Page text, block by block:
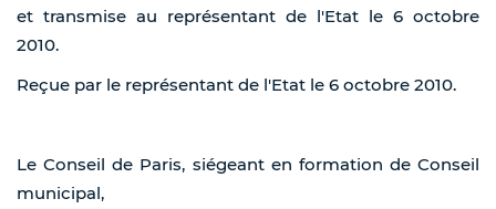
et transmise au représentant de l'Etat le 6 octobre
2010.
Reçue par le représentant de l'Etat le 6 octobre 2010.
Le Conseil de Paris, siégeant en formation de Conseil
municipal,